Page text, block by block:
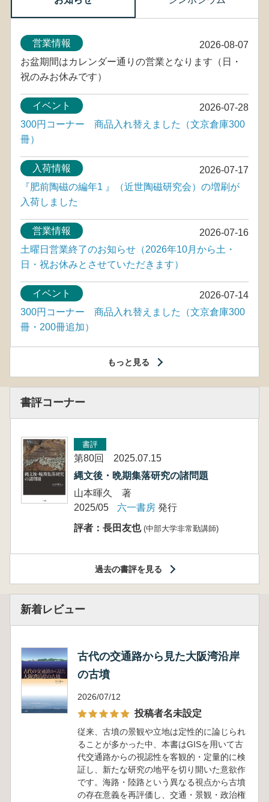
2026-08-07
営業情報
お盆期間はカレンダー通りの営業となります（日・
祝のみお休みです）
2026-07-28
イベント
300円コーナー 商品入れ替えました（文京倉庫300
冊）
2026-07-17
入荷情報
『肥前陶磁の編年1 』（近世陶磁研究会）の増刷が
入荷しました
2026-07-16
営業情報
土曜日営業終了のお知らせ（2026年10月から土・
日・祝お休みとさせていただきます）
2026-07-14
イベント
300円コーナー 商品入れ替えました（文京倉庫300
冊・200冊追加）
もっと見る
書評コーナー
書評
第80回 2025.07.15
縄文後・晩期集落研究の諸問題
山本暉久 著
2025/05
六一書房 発行
評者：長田友也 (中部大学非常勤講師)
過去の書評を見る
新着レビュー
古代の交通路から見た大阪湾沿岸
の古墳
2026/07/12
投稿者名未設定
従来、古墳の景観や立地は定性的に論じられ
ることが多かった中、本書はGISを用いて古
代交通路からの視認性を客観的・定量的に検
証し、新たな研究の地平を切り開いた意欲作
です。海路・陸路という異なる視点から古墳
の存在意義を再評価し、交通・景観・政治権